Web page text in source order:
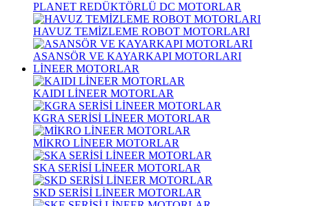
PLANET REDÜKTÖRLÜ DC MOTORLAR
HAVUZ TEMİZLEME ROBOT MOTORLARI
ASANSÖR VE KAYARKAPI MOTORLARI
LİNEER MOTORLAR
KAIDI LİNEER MOTORLAR
KGRA SERİSİ LİNEER MOTORLAR
MİKRO LİNEER MOTORLAR
SKA SERİSİ LİNEER MOTORLAR
SKD SERİSİ LİNEER MOTORLAR